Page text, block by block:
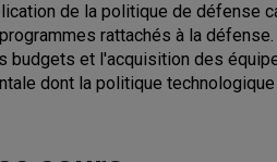
de la politique de défense
rattachés à la
et l'acquisition des
dont la politique